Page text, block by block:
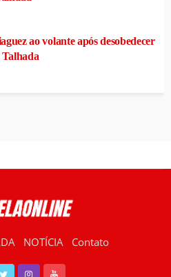
ao volante após desobedecer
NOTÍCIA Contato